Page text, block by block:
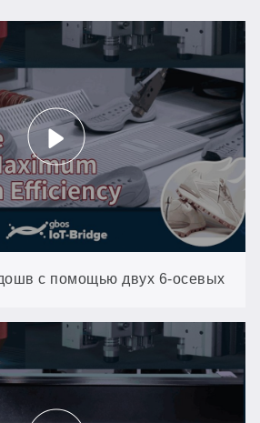
с помощью двух 6-осевых
нанесение клея на
размера, отсутствие ручных